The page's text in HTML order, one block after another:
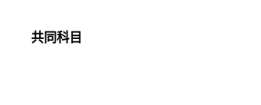
共同科目